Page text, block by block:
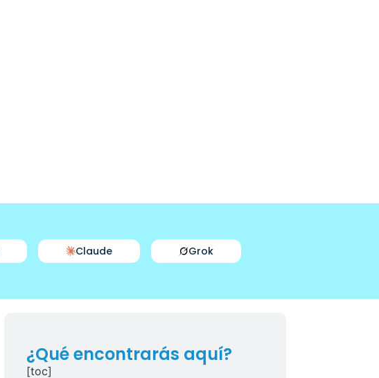
Claude Grok
¿Qué encontrarás aquí?
[toc]